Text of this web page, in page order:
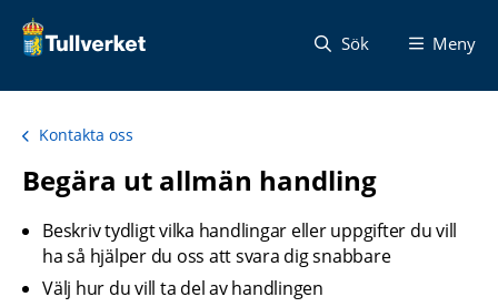
Sök Meny
Kontakta oss
Begära ut allmän handling
Beskriv tydligt vilka handlingar eller uppgifter du vill
ha så hjälper du oss att svara dig snabbare
Välj hur du vill ta del av handlingen